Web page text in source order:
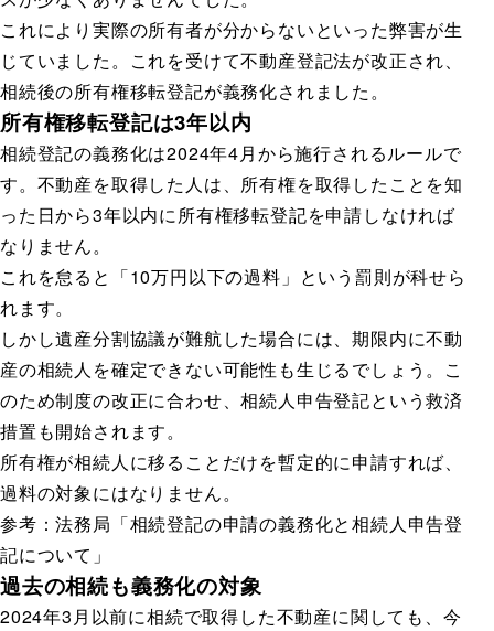
これにより実際の所有者が分からないといった弊害が生
じていました。これを受けて不動産登記法が改正され、
相続後の所有権移転登記が義務化されました。
所有権移転登記は3年以内
相続登記の義務化は2024年4月から施行されるルールで
す。不動産を取得した人は、所有権を取得したことを知
った日から3年以内に所有権移転登記を申請しなければ
なりません。
これを怠ると「10万円以下の過料」という罰則が科せら
れます。
しかし遺産分割協議が難航した場合には、期限内に不動
産の相続人を確定できない可能性も生じるでしょう。こ
のため制度の改正に合わせ、相続人申告登記という救済
措置も開始されます。
所有権が相続人に移ることだけを暫定的に申請すれば、
過料の対象にはなりません。
参考：法務局「相続登記の申請の義務化と相続人申告登
記について 」
過去の相続も義務化の対象
2024年3月以前に相続で取得した不動産に関しても、今